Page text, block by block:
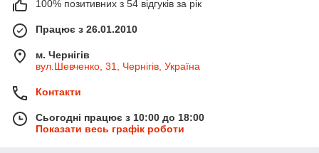
100% позитивних з 54 відгуків за рік
Працює з 26.01.2010
м. Чернігів
вул.Шевченко, 31, Чернігів, Україна
Контакти
Сьогодні працює з 10:00 до 18:00
Показати весь графік роботи